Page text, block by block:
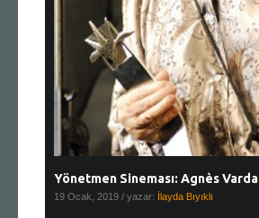
Yönetmen Sineması: Agnès Varda
19 Ocak, 2019 / yazar: İlayda Bıyıklı